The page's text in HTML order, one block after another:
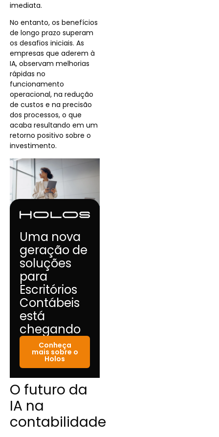
imediata.
No entanto, os benefícios
de longo prazo superam
os desafios iniciais. As
empresas que aderem à
IA, observam melhorias
rápidas no
funcionamento
operacional, na redução
de custos e na precisão
dos processos, o que
acaba resultando em um
retorno positivo sobre o
investimento.
Uma nova
geração de
soluções
para
Escritórios
Contábeis
está
chegando
Conheça
mais sobre o
Holos
O futuro da
IA na
contabilidade